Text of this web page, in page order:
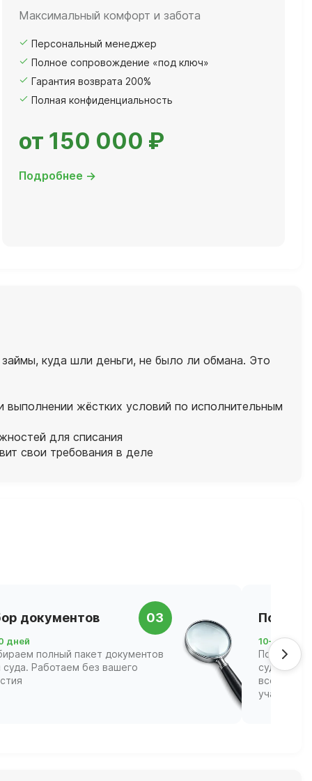
Максимальный комфорт и забота
Персональный менеджер
Полное сопровождение «под ключ»
Гарантия возврата 200%
Полная конфиденциальность
от 150 000 ₽
Подробнее →
куда шли деньги, не было ли обмана. Это
жёстких условий по исполнительным
для списания
свои требования в деле
документов 03
дней
полный пакет документов
суда. Работаем без вашего
Подача
10–21 день
Подаём
суд и
всех